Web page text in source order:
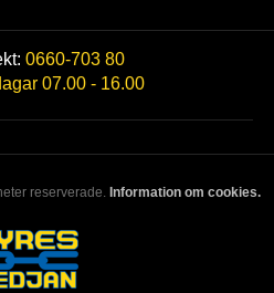
0660-703 80
07.00 - 16.00
reserverade. Information om cookies.